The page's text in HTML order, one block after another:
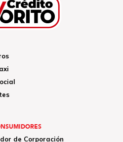
de Corporación